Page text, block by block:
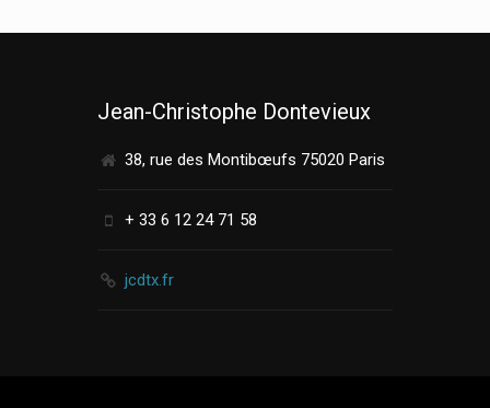
Jean-Christophe Dontevieux
38, rue des Montibœufs 75020 Paris
+ 33 6 12 24 71 58
jcdtx.fr